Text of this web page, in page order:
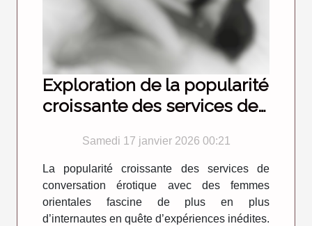
Exploration de la popularité
croissante des services de
des femmes orientales
Samedi 17 janvier 2026 00:21
La popularité croissante des services de
conversation érotique avec des femmes
orientales fascine de plus en plus
d’internautes en quête d’expériences inédites.